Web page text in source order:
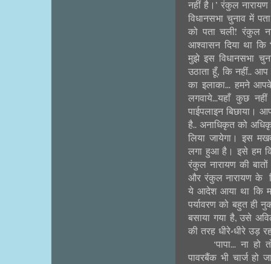
नहीं है।’ रंकुल
विधानसभा चुनाव में
को पता चली! रंकुल
आश्वासन दिया था
मुझे इस विधानसभा
उठाता हूँ, कि नहीं..
का इलाका... हमने
लगवाये...यहाँ कुछ
पाईपलाइन बिछाया।
है.. अनाधिकृत को
लिया जायेगा। इस
लगा हुआ है। इसे हम
रंकुल नारायण की
और रंकुल नारायण के
ये आदेश आया था कि
पर्यावरण को बहुत ही
बसाया गया है, उसे
की तरह धीरे-धीरे उड़
‘पापा... ना
पावरबैंक भी चार्ज